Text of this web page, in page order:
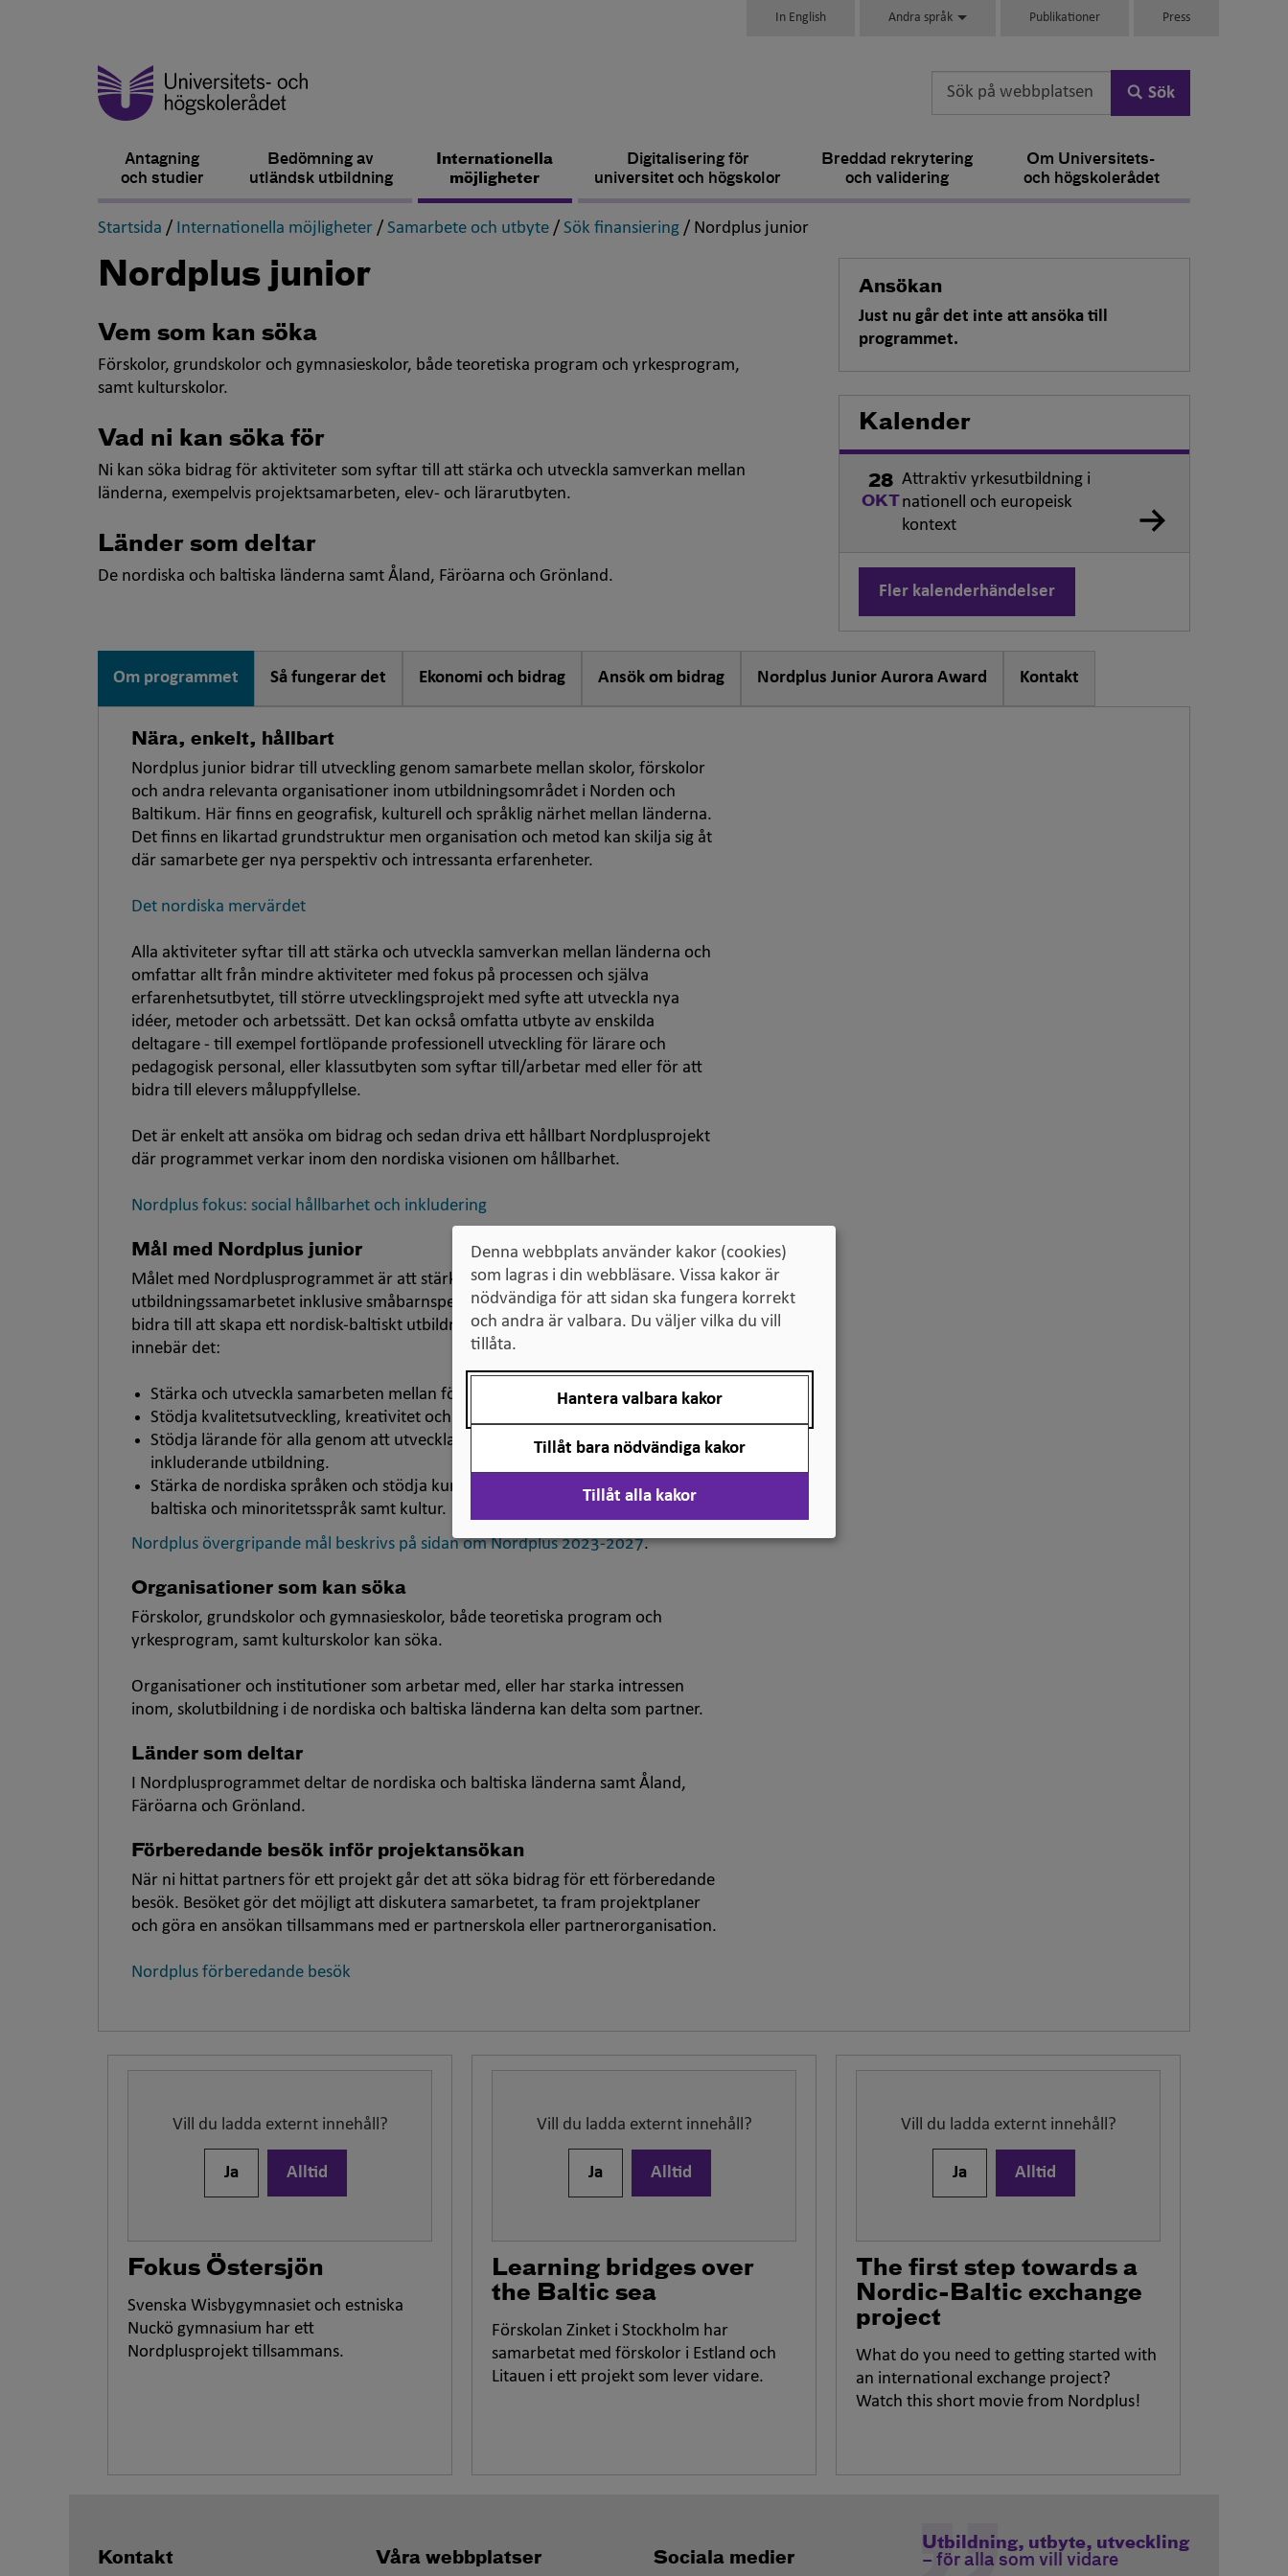
In English Andra språk Publikationer Press
Sök
Antagning
och studier
Bedömning av
utländsk utbildning
Internationella
möjligheter
Digitalisering för
universitet och högskolor
Breddad rekrytering
och validering
Om Universitets-
och högskolerådet
Startsida ,
/ Internationella möjligheter ,
/ Samarbete och utbyte ,
/ Sök finansiering ,
/ Nordplus junior,
Nordplus junior
Vem som kan söka
Förskolor, grundskolor och gymnasieskolor, både teoretiska program och yrkesprogram,
samt kulturskolor.
Vad ni kan söka för
Ni kan söka bidrag för aktiviteter som syftar till att stärka och utveckla samverkan mellan
länderna, exempelvis projektsamarbeten, elev- och lärarutbyten.
Länder som deltar
De nordiska och baltiska länderna samt Åland, Färöarna och Grönland.
Ansökan
Just nu går det inte att ansöka till
programmet.
Kalender
28
OKT
Attraktiv yrkesutbildning i
nationell och europeisk
kontext
Fler kalenderhändelser
Om programmet Så fungerar det Ekonomi och bidrag Ansök om bidrag Nordplus Junior Aurora Award Kontakt
Nära, enkelt, hållbart
Nordplus junior bidrar till utveckling genom samarbete mellan skolor, förskolor
och andra relevanta organisationer inom utbildningsområdet i Norden och
Baltikum. Här finns en geografisk, kulturell och språklig närhet mellan länderna.
Det finns en likartad grundstruktur men organisation och metod kan skilja sig åt
där samarbete ger nya perspektiv och intressanta erfarenheter.
Det nordiska mervärdet
Alla aktiviteter syftar till att stärka och utveckla samverkan mellan länderna och
omfattar allt från mindre aktiviteter med fokus på processen och själva
erfarenhetsutbytet, till större utvecklingsprojekt med syfte att utveckla nya
idéer, metoder och arbetssätt. Det kan också omfatta utbyte av enskilda
deltagare - till exempel fortlöpande professionell utveckling för lärare och
pedagogisk personal, eller klassutbyten som syftar till/arbetar med eller för att
bidra till elevers måluppfyllelse.
Det är enkelt att ansöka om bidrag och sedan driva ett hållbart Nordplusprojekt
där programmet verkar inom den nordiska visionen om hållbarhet.
Nordplus fokus: social hållbarhet och inkludering
Mål med Nordplus junior
Målet med Nordplusprogrammet är att stärka och utveckla det nordisk-baltiska
utbildningssamarbetet inklusive småbarnspedagogik och förskoleområdet och
bidra till att skapa ett nordisk-baltiskt utbildningsområde. För Nordplus junior
innebär det:
Stärka och utveckla samarbeten mellan förskolor/skolor och arbetslivet.
Stödja kvalitetsutveckling, kreativitet och innovation inom utbildning.
Stödja lärande för alla genom att utveckla jämlika möjligheter inom
inkluderande utbildning.
Stärka de nordiska språken och stödja kunskap och förståelse för nordiska,
baltiska och minoritetsspråk samt kultur.
Nordplus övergripande mål beskrivs på sidan om Nordplus 2023-2027.
Organisationer som kan söka
Förskolor, grundskolor och gymnasieskolor, både teoretiska program och
yrkesprogram, samt kulturskolor kan söka.
Organisationer och institutioner som arbetar med, eller har starka intressen
inom, skolutbildning i de nordiska och baltiska länderna kan delta som partner.
Länder som deltar
I Nordplusprogrammet deltar de nordiska och baltiska länderna samt Åland,
Färöarna och Grönland.
Förberedande besök inför projektansökan
När ni hittat partners för ett projekt går det att söka bidrag för ett förberedande
besök. Besöket gör det möjligt att diskutera samarbetet, ta fram projektplaner
och göra en ansökan tillsammans med er partnerskola eller partnerorganisation.
Nordplus förberedande besök
Vill du ladda externt innehåll?
Ja Alltid
Fokus Östersjön
Svenska Wisbygymnasiet och estniska
Nuckö gymnasium har ett
Nordplusprojekt tillsammans.
Vill du ladda externt innehåll?
Ja Alltid
Learning bridges over
the Baltic sea
Förskolan Zinket i Stockholm har
samarbetat med förskolor i Estland och
Litauen i ett projekt som lever vidare.
Vill du ladda externt innehåll?
Ja Alltid
The first step towards a
Nordic-Baltic exchange
project
What do you need to getting started with
an international exchange project?
Watch this short movie from Nordplus!
Kontakt Våra webbplatser Sociala medier
Utbildning, utbyte, utveckling
– för alla som vill vidare
Denna webbplats använder kakor (cookies)
som lagras i din webbläsare. Vissa kakor är
nödvändiga för att sidan ska fungera korrekt
och andra är valbara. Du väljer vilka du vill
tillåta.
Hantera valbara kakor
Tillåt bara nödvändiga kakor
Tillåt alla kakor